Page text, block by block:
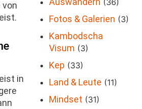
von
in
Fotos & Galerien (3)
Kambodscha
Visum (3)
Kep (33)
Land & Leute (11)
Mindset (31)